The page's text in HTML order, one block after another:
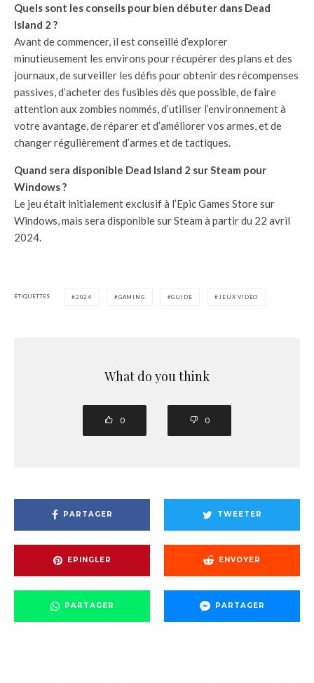
Quels sont les conseils pour bien débuter dans Dead
Island 2 ?
Avant de commencer, il est conseillé d’explorer
minutieusement les environs pour récupérer des plans et des
journaux, de surveiller les défis pour obtenir des récompenses
passives, d’acheter des fusibles dès que possible, de faire
attention aux zombies nommés, d’utiliser l’environnement à
votre avantage, de réparer et d’améliorer vos armes, et de
changer régulièrement d’armes et de tactiques.
Quand sera disponible Dead Island 2 sur Steam pour
Windows ?
Le jeu était initialement exclusif à l’Epic Games Store sur
Windows, mais sera disponible sur Steam à partir du 22 avril
2024.
ÉTIQUETTES 2024 GAMING GUIDE JEUX VIDEO
What do you think
0 0
PARTAGER TWEETER
EPINGLER ENVOYER
PARTAGER PARTAGER